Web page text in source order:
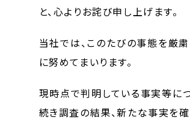
と、心よりお詫び申し上げます。
当社では、このたびの事態を厳
に努めてまいります。
現時点で判明している事実等に
続き調査の結果、新たな事実を